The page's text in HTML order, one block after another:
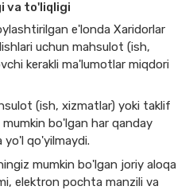
va to'liqligi
e'londa Xaridorlar
uchun mahsulot (ish,
kerakli ma'lumotlar miqdori
(ish, xizmatlar) yoki taklif
bo'lgan har qanday
qo'yilmaydi.
mumkin bo'lgan joriy aloqa
elektron pochta manzili va